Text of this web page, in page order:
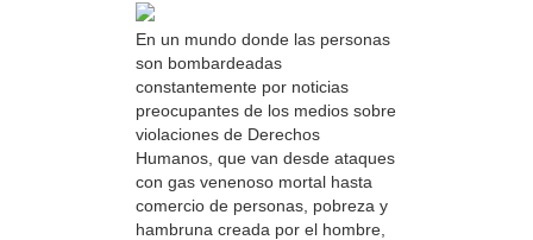
En un mundo donde las personas
son bombardeadas
constantemente por noticias
preocupantes de los medios sobre
violaciones de Derechos
Humanos, que van desde ataques
con gas venenoso mortal hasta
comercio de personas, pobreza y
hambruna creada por el hombre,